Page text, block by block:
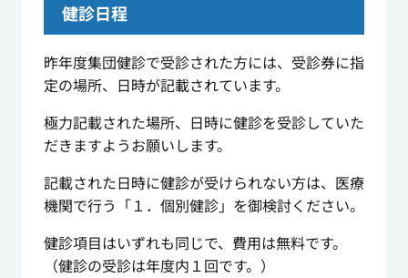
健診日程
昨年度集団健診で受診された方には、受診券に指
定の場所、日時が記載されています。
極力記載された場所、日時に健診を受診していた
だきますようお願いします。
記載された日時に健診が受けられない方は、医療
機関で行う「１．個別健診」を御検討ください。
健診項目はいずれも同じで、費用は無料です。
（健診の受診は年度内１回です。）